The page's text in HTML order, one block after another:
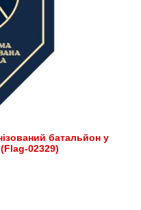
батальйон у
02329)